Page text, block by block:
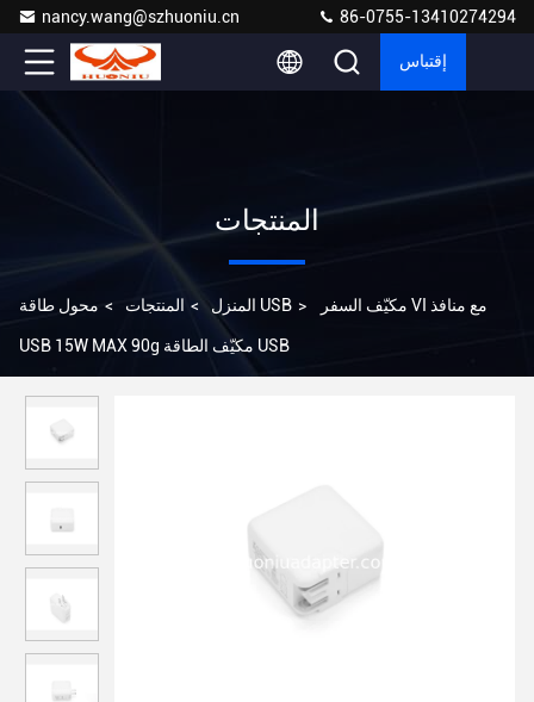
nancy.wang@szhuoniu.cn 86-0755-13410274294
إقتباس
المنتجات
المنزل > المنتجات > محول طاقة USB > مكيّف السفر VI مع منافذ
USB 15W MAX 90g مكيّف الطاقة USB